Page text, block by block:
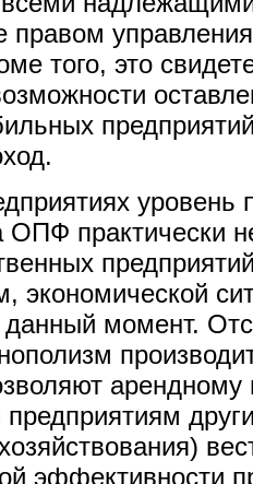
правом
того, это
уровень
ОПФ практически
экономической
момент.
эффективности